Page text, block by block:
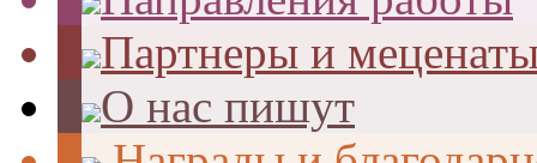
Партнеры и
О нас пишут